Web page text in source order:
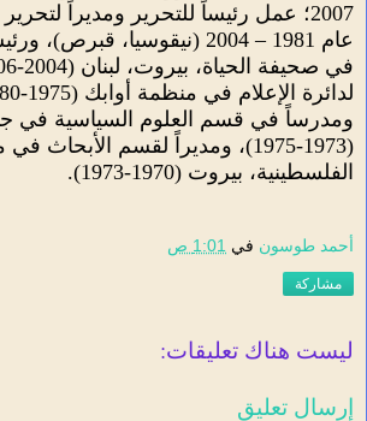
2007؛ عمل رئيساً للتحرير ومديراً
عام 1981 – 2004 (نيقوسيا،
ومدرساً في قسم العلوم السياسية في
(1973-1975)، ومديراً لقسم
الفلسطينية، بيروت (1970-1973).
أحمد طوسون في 1:01 ص
مشاركة
ليست هناك تعليقات:
إرسال تعليق